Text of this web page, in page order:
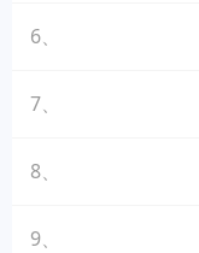
6、
7、
8、
9、